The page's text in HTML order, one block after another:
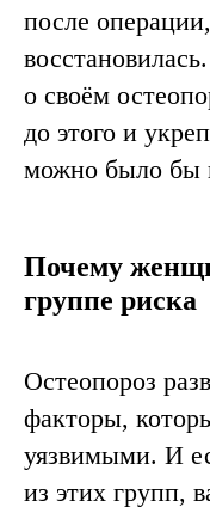
после
о своём
до этого и
можно было бы
Почему
группе риска
Остеопороз
факторы,
уязвимыми. И
из этих групп,